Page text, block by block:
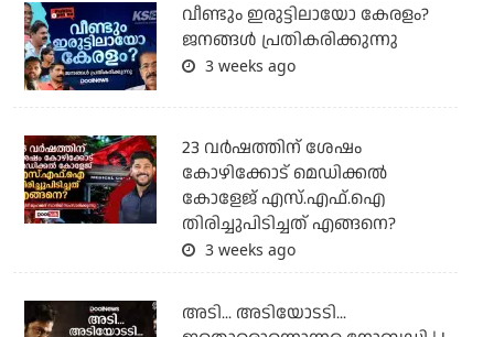
വീണ്ടും ഇരുട്ടിലായോ കേരളം?
ജനങ്ങൾ പ്രതികരിക്കുന്നു
3 weeks ago
23 വർഷത്തിന് ശേഷം
കോഴിക്കോട് മെഡിക്കൽ
കോളേജ് എസ്.എഫ്.ഐ
തിരിച്ചുപിടിച്ചത് എങ്ങനെ?
3 weeks ago
അടി... അടിയോടടി...